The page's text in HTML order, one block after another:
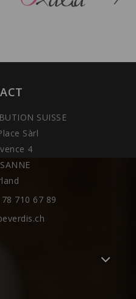
SUISSE
Sàrl
4
710 67 89